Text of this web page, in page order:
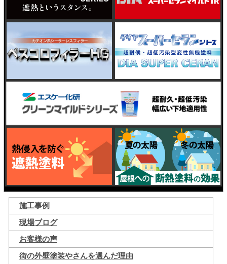
施工事例
現場ブログ
お客様の声
街の外壁塗装やさんを選んだ理由